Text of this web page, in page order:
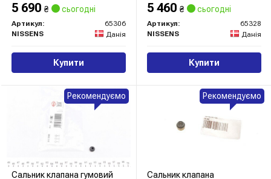
5 690 ₴ сьогодні
Артикул:
65306
NISSENS
Данія
Купити
5 460 ₴ сьогодні
Артикул:
65328
NISSENS
Данія
Купити
Сальник клапана гумовий
Рекомендуємо
Сальник клапана
Рекомендуємо